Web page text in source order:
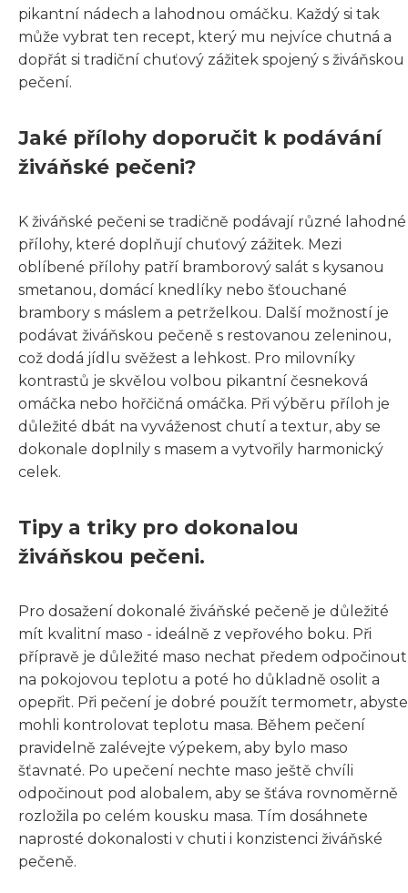
pikantní nádech a lahodnou omáčku. Každý si tak
může vybrat ten recept, který mu nejvíce chutná a
dopřát si tradiční chuťový zážitek spojený s živáňskou
pečení.
Jaké přílohy doporučit k podávání
živáňské pečeni?
K živáňské pečeni se tradičně podávají různé lahodné
přílohy, které doplňují chuťový zážitek. Mezi
oblíbené přílohy patří bramborový salát s kysanou
smetanou, domácí knedlíky nebo šťouchané
brambory s máslem a petrželkou. Další možností je
podávat živáňskou pečeně s restovanou zeleninou,
což dodá jídlu svěžest a lehkost. Pro milovníky
kontrastů je skvělou volbou pikantní česneková
omáčka nebo hořčičná omáčka. Při výběru příloh je
důležité dbát na vyváženost chutí a textur, aby se
dokonale doplnily s masem a vytvořily harmonický
celek.
Tipy a triky pro dokonalou
živáňskou pečeni.
Pro dosažení dokonalé živáňské pečeně je důležité
mít kvalitní maso - ideálně z vepřového boku. Při
přípravě je důležité maso nechat předem odpočinout
na pokojovou teplotu a poté ho důkladně osolit a
opepřit. Při pečení je dobré použít termometr, abyste
mohli kontrolovat teplotu masa. Během pečení
pravidelně zalévejte výpekem, aby bylo maso
šťavnaté. Po upečení nechte maso ještě chvíli
odpočinout pod alobalem, aby se šťáva rovnoměrně
rozložila po celém kousku masa. Tím dosáhnete
naprosté dokonalosti v chuti i konzistenci živáňské
pečeně.